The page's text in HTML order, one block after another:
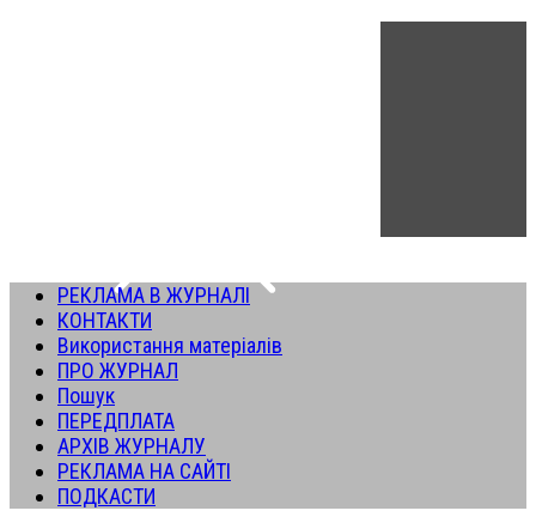
РЕКЛАМА В ЖУРНАЛІ
КОНТАКТИ
Використання матеріалів
ПРО ЖУРНАЛ
Пошук
ПЕРЕДПЛАТА
АРХІВ ЖУРНАЛУ
РЕКЛАМА НА САЙТІ
ПОДКАСТИ